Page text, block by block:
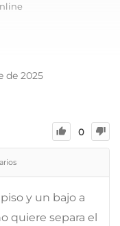
de 2025
0
y un bajo a
quiere separa el